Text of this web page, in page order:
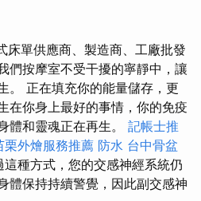
單供應商、製造商、工廠批發
們按摩室不受干擾的寧靜中，讓
。 正在填充你的能量儲存，更
在你身上最好的事情，你的免疫
體和靈魂正在再生。 記帳士推
栗外燴服務推薦 防水 台中骨盆
這種方式，您的交感神經系統仍
體保持持續警覺，因此副交感神